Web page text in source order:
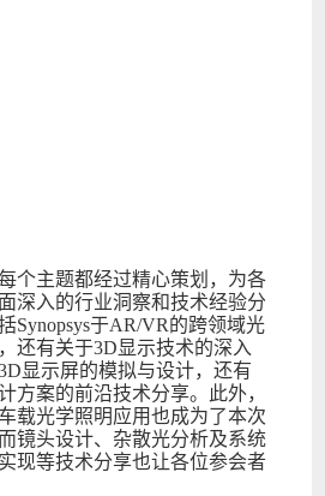
主题都经过精心策划，为各
深入的行业洞察和技术经验分
Synopsys于AR/VR的跨领域光
还有关于3D显示技术的深入
显示屏的模拟与设计，还有
方案的前沿技术分享。此外，
载光学照明应用也成为了本次
镜头设计、杂散光分析及系统
现等技术分享也让各位参会者